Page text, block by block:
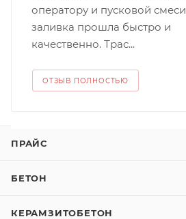
оператору и пусковой смеси
заливка прошла быстро и
качественно. Трас...
ОТЗЫВ ПОЛНОСТЬЮ
ПРАЙС
БЕТОН
КЕРАМЗИТОБЕТОН